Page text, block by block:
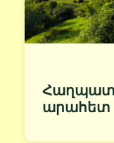
Հաղպատ
արահետ